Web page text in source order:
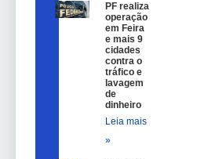
PF realiza
operação
em Feira
e mais 9
cidades
contra o
tráfico e
lavagem
de
dinheiro
Leia mais
»